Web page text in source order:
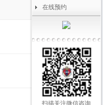
在线预约
扫描关注微信咨询